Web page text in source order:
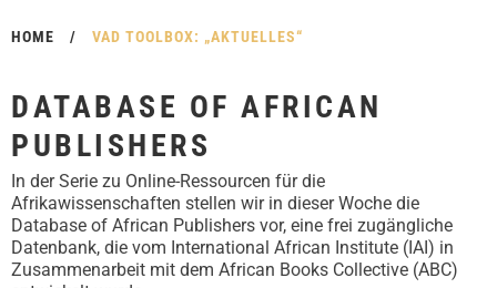
HOME / VAD TOOLBOX: „AKTUELLES“
DATABASE OF AFRICAN
PUBLISHERS
In der Serie zu Online-Ressourcen für die
Afrikawissenschaften stellen wir in dieser Woche die
Database of African Publishers vor, eine frei zugängliche
Datenbank, die vom International African Institute (IAI) in
Zusammenarbeit mit dem African Books Collective (ABC)